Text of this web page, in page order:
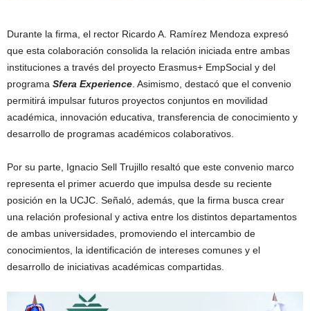
Durante la firma, el rector Ricardo A. Ramírez Mendoza expresó
que esta colaboración consolida la relación iniciada entre ambas
instituciones a través del proyecto Erasmus+ EmpSocial y del
programa Sfera Experience . Asimismo, destacó que el convenio
permitirá impulsar futuros proyectos conjuntos en movilidad
académica, innovación educativa, transferencia de conocimiento y
desarrollo de programas académicos colaborativos.
Por su parte, Ignacio Sell Trujillo resaltó que este convenio marco
representa el primer acuerdo que impulsa desde su reciente
posición en la UCJC. Señaló, además, que la firma busca crear
una relación profesional y activa entre los distintos departamentos
de ambas universidades, promoviendo el intercambio de
conocimientos, la identificación de intereses comunes y el
desarrollo de iniciativas académicas compartidas.